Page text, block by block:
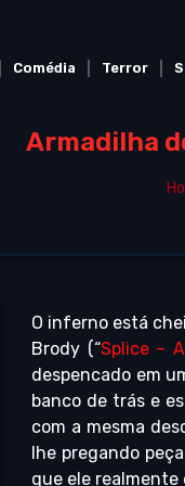
Comédia Terror
Armadilha
O inferno está
Brody (“Splice –
despencado em
banco de trás e
com a mesma
lhe pregando
que ele realmente